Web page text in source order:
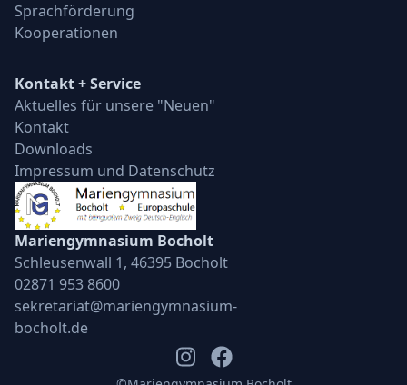
Sprachförderung
Kooperationen
Kontakt + Service
Aktuelles für unsere "Neuen"
Kontakt
Downloads
Impressum und Datenschutz
Mariengymnasium Bocholt
Schleusenwall 1, 46395 Bocholt
02871 953 8600
sekretariat@mariengymnasium-
bocholt.de